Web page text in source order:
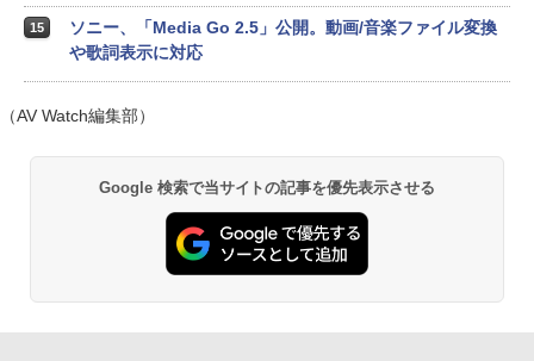
15
ソニー、「Media Go 2.5」公開。動画/音楽ファイル変換
や歌詞表示に対応
（AV Watch編集部）
Google 検索で当サイトの記事を優先表示させる